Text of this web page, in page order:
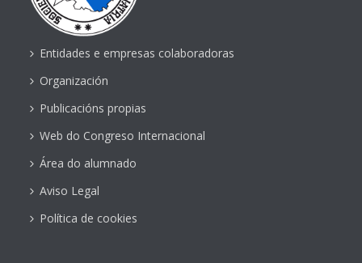
Entidades e empresas colaboradoras
Organización
Publicacións propias
Web do Congreso Internacional
Área do alumnado
Aviso Legal
Política de cookies